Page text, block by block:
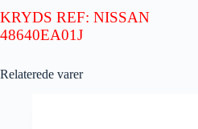
KRYDS REF: NISSAN
48640EA01J
Relaterede varer